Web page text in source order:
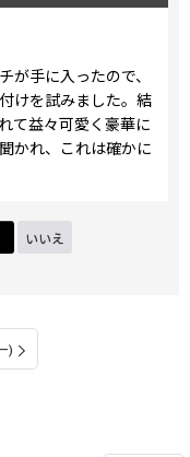
が手に入ったので、
けを試みました。結
て益々可愛く豪華に
かれ、これは確かに
いいえ
)